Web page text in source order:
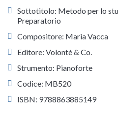
Sottotitolo: Metodo per lo
Preparatorio
Compositore: Maria Vacca
Editore: Volontè & Co.
Strumento: Pianoforte
Codice: MB520
ISBN: 9788863885149